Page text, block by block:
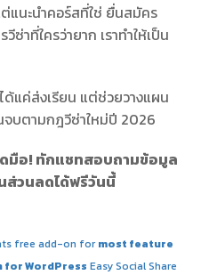
แนะนำคอร์สที่ใช่ ยื่นสมัคร
ซ่าที่ใครว่ายาก เราทำให้เป็น
ได้แค่ส่งเรียน แต่ช่วยวางแผน
จบตามกฎวีซ่าใหม่ปี 2026
มือ! ทักแชทสอบถามข้อมูล
ส่วนลดได้ฟรีวันนี้
free add-on for most feature
for WordPress Easy Social Share